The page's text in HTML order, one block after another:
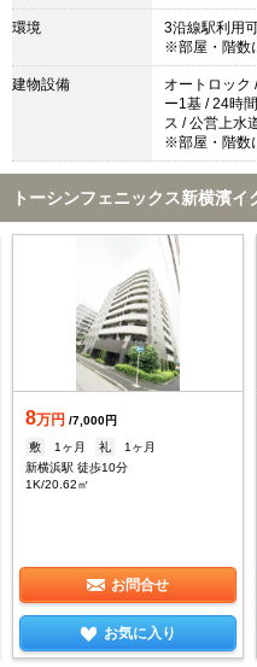
環境
3沿線駅利用
※部屋・階数
建物設備
オートロック
ー1基 / 24時
ス / 公営上水
※部屋・階数
トーシンフェニックス新横濱
8万円 /7,000円
敷
1ヶ月 礼
1ヶ月
新横浜駅 徒歩10分
1K/20.62㎡
お問合せ
お気に入り